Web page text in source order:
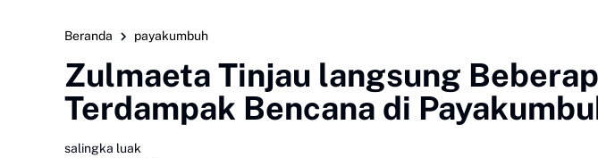
Beranda payakumbuh
Zulmaeta Tinjau langsung
Terdampak Bencana di
salingka luak